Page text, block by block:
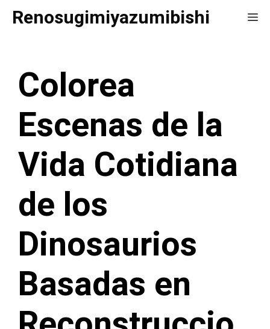
SaltarRenosugimiyazumibishi
Colorea
Escenas de la
Vida Cotidiana
de los
Dinosaurios
Basadas en